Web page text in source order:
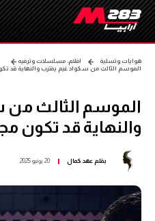
هوايات وتسلية
افلام، مسلسلات وترفيه
الموسم الثالث من سكواد غيم يقترب والنهاية قد
الموسم الثالث من
والنهاية قد تكون
بقلمعهد كمال 20 يونيو 2025